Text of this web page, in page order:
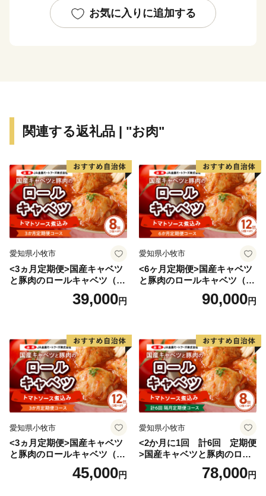
で、春にはほのかなお茶のいい香りに包まれます。
他にも、多気町でしか栽培出来ない特産の伊勢いもや、
ラン、清流宮川の畔で絶景を観ながら味わえる茅葺き日
そして、何といっても全国的にも大変珍しい高校生が運
営するレストラン、その名も「高校生レストラン まご
の店」があり、営業日は多くのお客様で賑わっていま
す。
紡いできた農山村の原風景と営みを大切にしながら、次
世代への引き継いでいきたいと考えています。
気持ちあふれる、気が多いまち－多気町。ぜひ、応援し
てください。
お気に入りに追加する
関連する返礼品 | "お肉"
愛知県小牧市
<3ヵ月定期便>国産キャベツ
と豚肉のロールキャベツ（4P
39,000円
愛知県小牧市
<6ヶ月定期便>国産キャベツ
と豚肉のロールキャベツ（6P
90,000円
愛知県小牧市
<3ヵ月定期便>国産キャベツ
と豚肉のロールキャベツ（6P
45,000円
愛知県小牧市
<2か月に1回 計6回 定期便
>国産キャベツと豚肉のロー
ルキャベツ（4P入り）
78,000円